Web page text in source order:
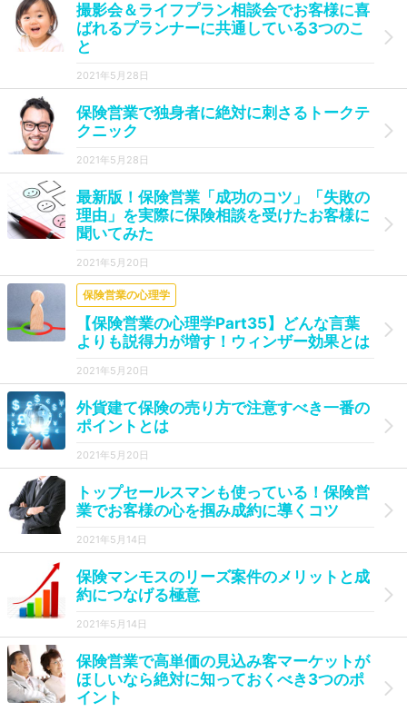
撮影会＆ライフプラン相談会でお客様に喜
ばれるプランナーに共通している3つのこ
と
2021年5月28日
保険営業で独身者に絶対に刺さるトークテ
クニック
2021年5月28日
最新版！保険営業「成功のコツ」「失敗の
理由」を実際に保険相談を受けたお客様に
聞いてみた
2021年5月20日
保険営業の心理学
【保険営業の心理学Part35】どんな言葉
よりも説得力が増す！ウィンザー効果とは
2021年5月20日
外貨建て保険の売り方で注意すべき一番の
ポイントとは
2021年5月20日
トップセールスマンも使っている！保険営
業でお客様の心を掴み成約に導くコツ
2021年5月14日
保険マンモスのリーズ案件のメリットと成
約につなげる極意
2021年5月14日
保険営業で高単価の見込み客マーケットが
ほしいなら絶対に知っておくべき3つのポ
イント